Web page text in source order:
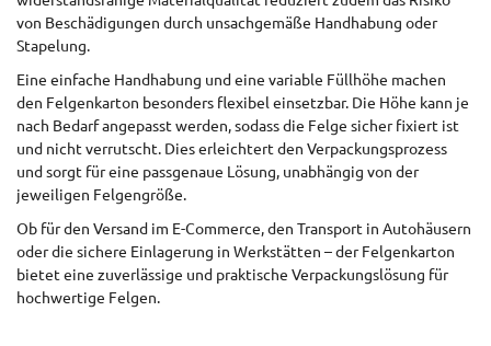
von Beschädigungen durch unsachgemäße Handhabung oder
Stapelung.
Eine einfache Handhabung und eine variable Füllhöhe machen
den Felgenkarton besonders flexibel einsetzbar. Die Höhe kann je
nach Bedarf angepasst werden, sodass die Felge sicher fixiert ist
und nicht verrutscht. Dies erleichtert den Verpackungsprozess
und sorgt für eine passgenaue Lösung, unabhängig von der
jeweiligen Felgengröße.
Ob für den Versand im E-Commerce, den Transport in Autohäusern
oder die sichere Einlagerung in Werkstätten – der Felgenkarton
bietet eine zuverlässige und praktische Verpackungslösung für
hochwertige Felgen.